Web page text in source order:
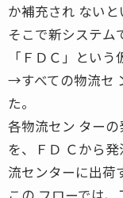
か補充され ないと
そこで新システム
「ＦＤＣ」とい
→すべての物流セ
た。
各物流セン ター
を、ＦＤ Ｃから発
流センターに出荷